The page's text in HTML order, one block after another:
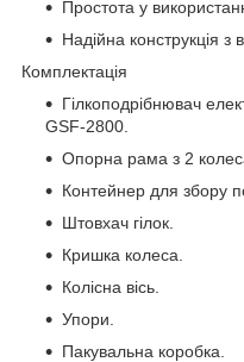
Простота у
Надійна конструкція з
Комплектація
Гілкоподрібнювач
GSF-2800.
Опорна рама з 2
Контейнер для збору
Штовхач гілок.
Кришка колеса.
Колісна вісь.
Упори.
Пакувальна коробка.